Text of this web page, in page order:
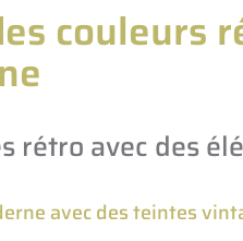
couleurs
rétro avec des
avec des teintes